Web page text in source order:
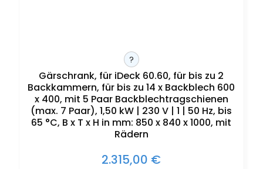
?
Gärschrank, für iDeck 60.60, für bis zu 2
Backkammern, für bis zu 14 x Backblech 600
x 400, mit 5 Paar Backblechtragschienen
(max. 7 Paar), 1,50 kW | 230 V | 1 | 50 Hz, bis
65 °C, B x T x H in mm: 850 x 840 x 1000, mit
Rädern
2.315,00 €